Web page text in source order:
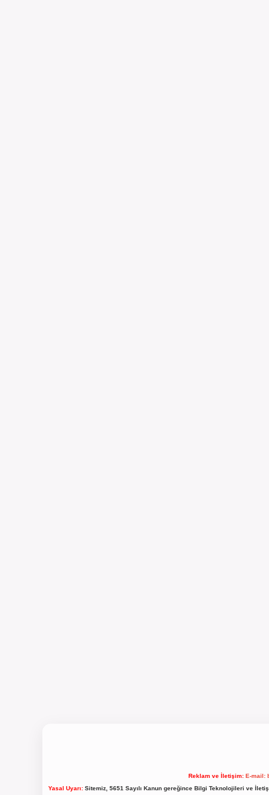
Reklam ve İletişim: E-mail:
Yasal Uyarı:Sitemiz, 5651 Sayılı Kanun gereğince Bilgi Teknolojileri ve